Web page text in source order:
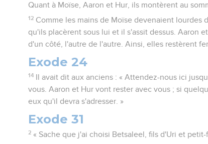
Quant à Moïse, Aaron et Hur, ils montèrent au
12 Comme les mains de Moïse devenaient lourdes
qu'ils placèrent sous lui et il s'assit dessus. Aaron
d'un côté, l'autre de l'autre. Ainsi, elles restèrent
Exode 24
14
Il avait dit aux anciens : « Attendez-nous ici
vous. Aaron et Hur vont rester avec vous ; si
eux qu'il devra s'adresser. »
Exode 31
2 « Sache que j'ai choisi Betsaleel, fils d'Uri et